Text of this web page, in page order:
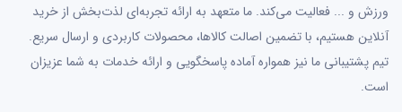
ورزش و ... فعالیت می‌کند. ما متعهد به ارائه تجربه‌ای لذت‌بخش از خرید
آنلاین هستیم، با تضمین اصالت کالاها، محصولات کاربردی و ارسال سریع.
تیم پشتیبانی ما نیز همواره آماده پاسخگویی و ارائه خدمات به شما عزیزان
است.